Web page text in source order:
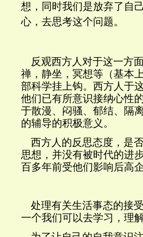
想，同时我们是放弃了自
心，去思考这个问题。
反观西方人对于这一方
禅，静坐，冥想等（基本
部科学挂上钩。西方人于
他们已有所意识接纳心性
于散漫、闷骚、郁结、隔
的辅导的积极意义。
西方人的反思态度，是
思想，并没有被时代的进
百多年前受他们影响后高
处理有关生活事态的接
一个我们可以去学习，理